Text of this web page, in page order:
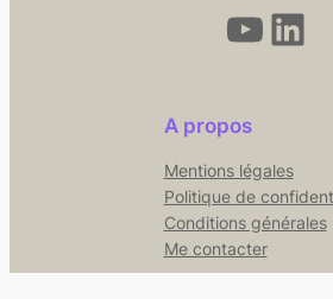
YouTube LinkedIn
A propos
Mentions légales
Politique de
Conditions générales
Me contacter